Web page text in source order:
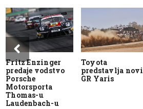
Fritz Enzinger
predaje vodstvo
Porsche
Motorsporta
Thomas-u
Laudenbach-u
Toyota
predstavlja novi
GR Yaris